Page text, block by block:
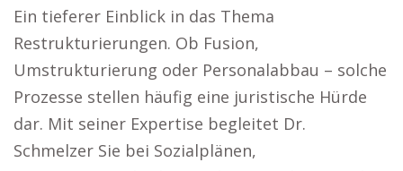
Ein tieferer Einblick in das Thema
Restrukturierungen. Ob Fusion,
Umstrukturierung oder Personalabbau – solche
Prozesse stellen häufig eine juristische Hürde
dar. Mit seiner Expertise begleitet Dr.
Schmelzer Sie bei Sozialplänen,